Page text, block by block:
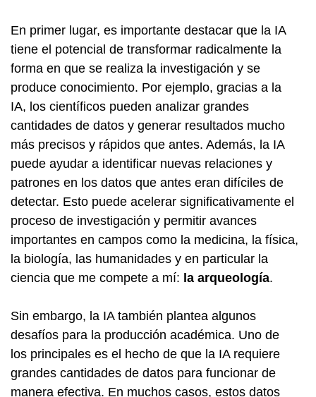
En primer lugar, es importante destacar que la IA
tiene el potencial de transformar radicalmente la
forma en que se realiza la investigación y se
produce conocimiento. Por ejemplo, gracias a la
IA, los científicos pueden analizar grandes
cantidades de datos y generar resultados mucho
más precisos y rápidos que antes. Además, la IA
puede ayudar a identificar nuevas relaciones y
patrones en los datos que antes eran difíciles de
detectar. Esto puede acelerar significativamente el
proceso de investigación y permitir avances
importantes en campos como la medicina, la física,
la biología, las humanidades y en particular la
ciencia que me compete a mí: la arqueología.
Sin embargo, la IA también plantea algunos
desafíos para la producción académica. Uno de
los principales es el hecho de que la IA requiere
grandes cantidades de datos para funcionar de
manera efectiva. En muchos casos, estos datos